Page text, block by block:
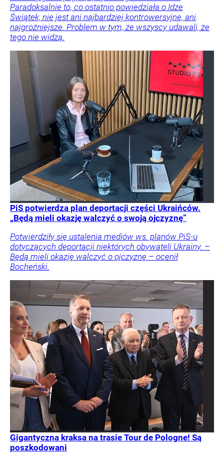
Paradoksalnie to, co ostatnio powiedziała o Idze
Świątek, nie jest ani najbardziej kontrowersyjne, ani
najgroźniejsze. Problem w tym, że wszyscy udawali, że
tego nie widzą.
PiS potwierdza plan deportacji części Ukraińców.
„Będą mieli okazję walczyć o swoją ojczyznę”
Potwierdziły się ustalenia mediów ws. planów PiS-u
dotyczących deportacji niektórych obywateli Ukrainy. –
Będą mieli okazję walczyć o ojczyznę – ocenił
Bocheński.
Gigantyczna kraksa na trasie Tour de Pologne! Są
poszkodowani